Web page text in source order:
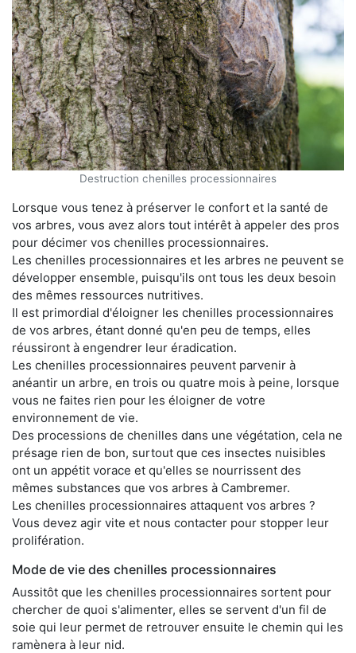
Destruction chenilles processionnaires
Lorsque vous tenez à préserver le confort et la santé de
vos arbres, vous avez alors tout intérêt à appeler des pros
pour décimer vos chenilles processionnaires.
Les chenilles processionnaires et les arbres ne peuvent se
développer ensemble, puisqu'ils ont tous les deux besoin
des mêmes ressources nutritives.
Il est primordial d'éloigner les chenilles processionnaires
de vos arbres, étant donné qu'en peu de temps, elles
réussiront à engendrer leur éradication.
Les chenilles processionnaires peuvent parvenir à
anéantir un arbre, en trois ou quatre mois à peine, lorsque
vous ne faites rien pour les éloigner de votre
environnement de vie.
Des processions de chenilles dans une végétation, cela ne
présage rien de bon, surtout que ces insectes nuisibles
ont un appétit vorace et qu'elles se nourrissent des
mêmes substances que vos arbres à Cambremer.
Les chenilles processionnaires attaquent vos arbres ?
Vous devez agir vite et nous contacter pour stopper leur
prolifération.
Mode de vie des chenilles processionnaires
Aussitôt que les chenilles processionnaires sortent pour
chercher de quoi s'alimenter, elles se servent d'un fil de
soie qui leur permet de retrouver ensuite le chemin qui les
ramènera à leur nid.